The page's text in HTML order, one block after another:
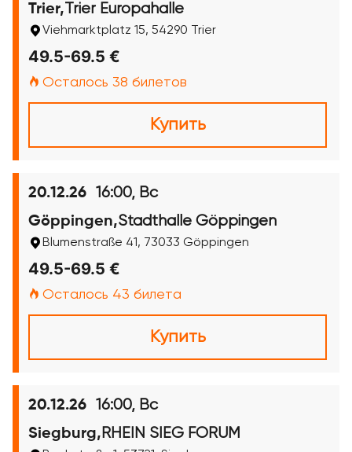
Trier,Trier Europahalle
Viehmarktplatz 15, 54290 Trier
49.5-69.5 €
Осталось 38 билетов
Купить
20.12.26 16:00, Вс
Göppingen,Stadthalle Göppingen
Blumenstraße 41, 73033 Göppingen
49.5-69.5 €
Осталось 43 билета
Купить
20.12.26 16:00, Вс
Siegburg, RHEIN SIEG FORUM